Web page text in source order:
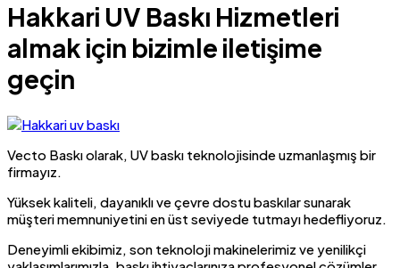
Hakkari UV Baskı Hizmetleri
almak için bizimle iletişime
geçin
Vecto Baskı olarak, UV baskı teknolojisinde uzmanlaşmış bir
firmayız.
Yüksek kaliteli, dayanıklı ve çevre dostu baskılar sunarak
müşteri memnuniyetini en üst seviyede tutmayı hedefliyoruz.
Deneyimli ekibimiz, son teknoloji makinelerimiz ve yenilikçi